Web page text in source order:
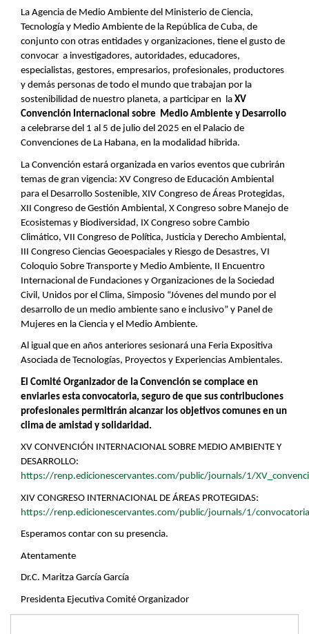
La Agencia de Medio Ambiente del Ministerio de Ciencia,
Tecnología y Medio Ambiente de la República de Cuba, de
conjunto con otras entidades y organizaciones, tiene el gusto de
convocar a investigadores, autoridades, educadores,
especialistas, gestores, empresarios, profesionales, productores
y demás personas de todo el mundo que trabajan por la
sostenibilidad de nuestro planeta, a participar en la XV
Convención Internacional sobre Medio Ambiente y Desarrollo
a celebrarse del 1 al 5 de julio del 2025 en el Palacio de
Convenciones de La Habana, en la modalidad hibrida.
La Convención estará organizada en varios eventos que cubrirán
temas de gran vigencia: XV Congreso de Educación Ambiental
para el Desarrollo Sostenible, XIV Congreso de Áreas Protegidas,
XII Congreso de Gestión Ambiental, X Congreso sobre Manejo de
Ecosistemas y Biodiversidad, IX Congreso sobre Cambio
Climático, VII Congreso de Política, Justicia y Derecho Ambiental,
III Congreso Ciencias Geoespaciales y Riesgo de Desastres, VI
Coloquio Sobre Transporte y Medio Ambiente, II Encuentro
Internacional de Fundaciones y Organizaciones de la Sociedad
Civil, Unidos por el Clima, Simposio “Jóvenes del mundo por el
desarrollo de un medio ambiente sano e inclusivo” y Panel de
Mujeres en la Ciencia y el Medio Ambiente.
Al igual que en años anteriores sesionará una Feria Expositiva
Asociada de Tecnologías, Proyectos y Experiencias Ambientales.
El Comité Organizador de la Convención se complace en
enviarles esta convocatoria, seguro de que sus contribuciones
profesionales permitirán alcanzar los objetivos comunes en un
clima de amistad y solidaridad.
XV CONVENCIÓN INTERNACIONAL SOBRE MEDIO AMBIENTE Y
DESARROLLO:
https://renp.edicionescervantes.com/public/journals/1/
XIV CONGRESO INTERNACIONAL DE ÁREAS PROTEGIDAS:
https://renp.edicionescervantes.com/public/journals/1/
Esperamos contar con su presencia.
Atentamente
Dr.C. Maritza García García
Presidenta Ejecutiva Comité Organizador